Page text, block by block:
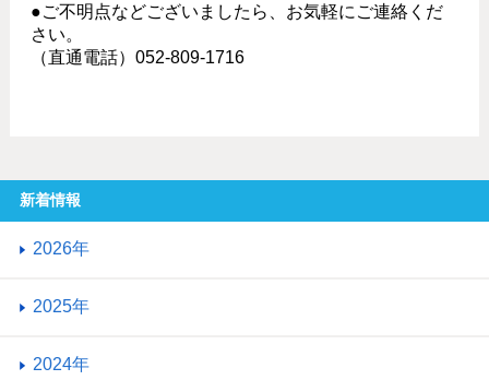
●ご不明点などございましたら、お気軽にご連絡くだ
さい。
（直通電話）052-809-1716
新着情報
2026年
2025年
2024年